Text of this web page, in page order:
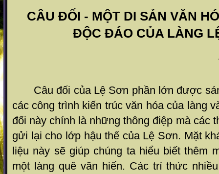
CÂU ĐỐI - MỘT DI SẢN VĂN
ĐỘC ĐÁO CỦA LÀNG
Câu đối của Lệ Sơn phần lớn được
các công trình kiến trúc văn hóa của làng
đối này chính là những thông điệp mà các
gửi lại cho lớp hậu thế của Lệ Sơn. Mặt
liệu này sẽ giúp chúng ta hiểu biết thêm
một làng quê văn hiến. Các trí thức